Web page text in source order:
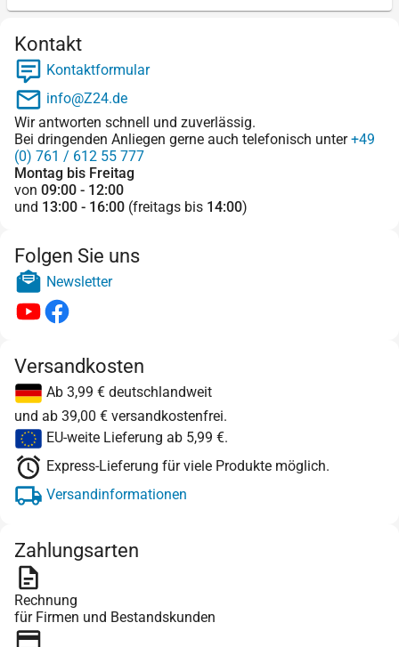
Kontakt
Kontaktformular
info@Z24.de
Wir antworten schnell und zuverlässig.
Bei dringenden Anliegen gerne auch telefonisch unter+49
(0) 761 / 612 55 777
Montag bis Freitag
von 09:00 - 12:00
und 13:00 - 16:00 (freitags bis 14:00)
Folgen Sie uns
Newsletter
Versandkosten
Ab 3,99 € deutschlandweit
und ab 39,00 € versandkostenfrei.
EU-weite Lieferung ab 5,99 €.
Express-Lieferung für viele Produkte möglich.
Versandinformationen
Zahlungsarten
Rechnung
für Firmen und Bestandskunden